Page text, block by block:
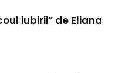
iubirii” de Eliana